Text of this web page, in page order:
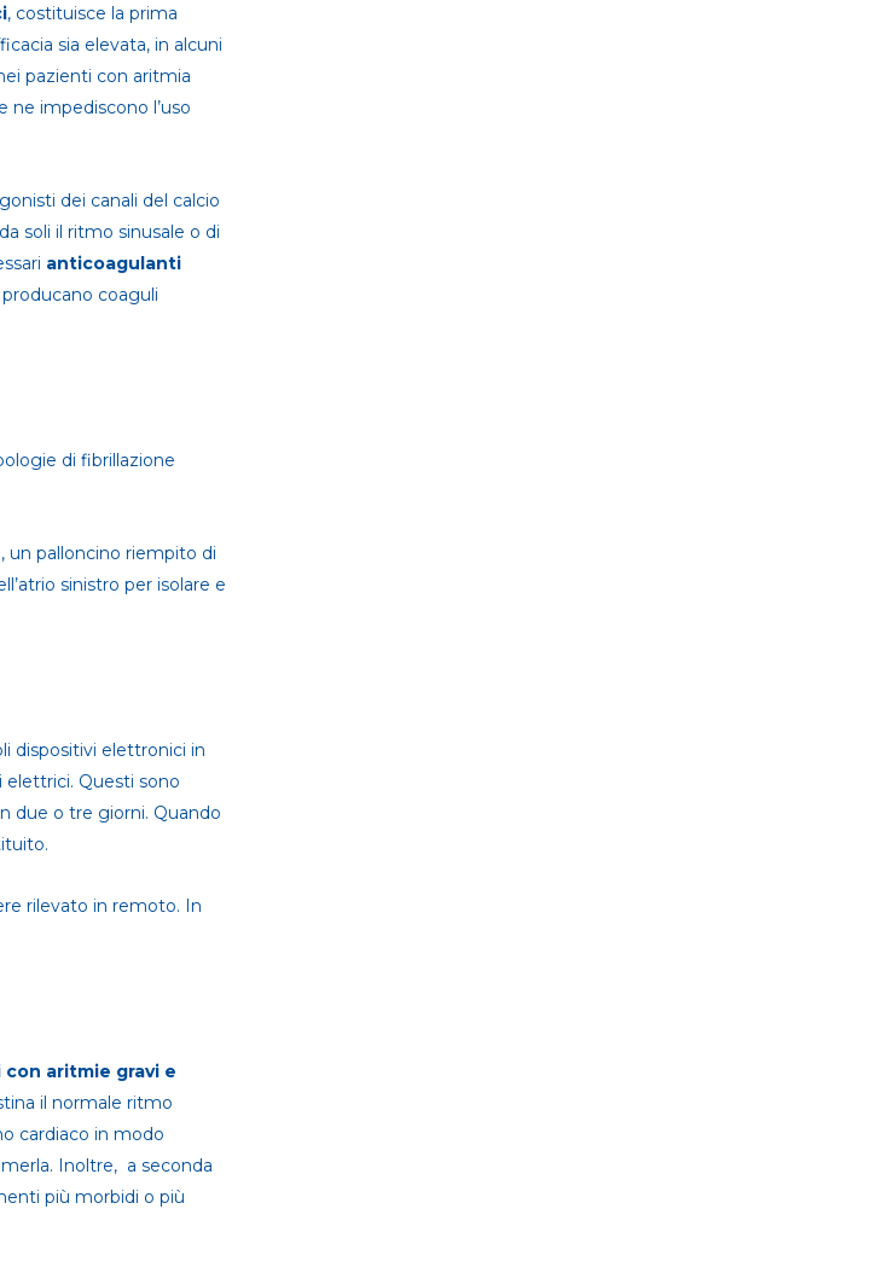
, costituisce la prima
sia elevata, in alcuni
pazienti con aritmia
impediscono l’uso
dei canali del calcio
soli il ritmo sinusale o di
anticoagulanti
coaguli
di fibrillazione
un palloncino riempito di
sinistro per isolare e
dispositivi elettronici in
Questi sono
due o tre giorni. Quando
rilevato in remoto. In
aritmie gravi e
il normale ritmo
cardiaco in modo
Inoltre, a seconda
più morbidi o più